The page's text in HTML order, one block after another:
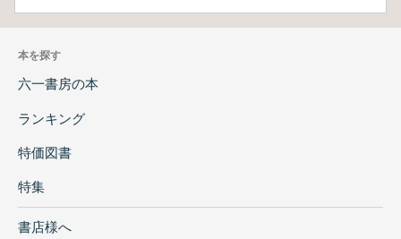
本を探す
六一書房の本
ランキング
特価図書
特集
書店様へ